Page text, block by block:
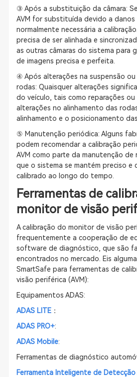
③ Após a substituição da câmara:
AVM for substituída devido a danos
normalmente necessária a
precisa de ser alinhada e
as outras câmaras do sistema para
de imagens precisa e perfeita.
④ Após alterações na suspensão
rodas: Quaisquer alterações
do veículo, tais como reparações
alterações no alinhamento das
alinhamento e o posicionamento das
⑤ Manutenção periódica: Alguns
podem recomendar a calibração
AVM como parte da manutenção
que o sistema se mantém preciso e
calibrado ao longo do tempo.
Ferramentas de
monitor de visão
A calibração do monitor de visão
frequentemente a cooperação de
software de diagnóstico, que são
encontrados no mercado. Eis
SmartSafe para ferramentas de
visão periférica (AVM):
Equipamentos ADAS:
ADAS LITE：
ADAS PRO+:
ADAS Mobile:
Ferramentas de diagnóstico
Ferramenta Inteligente de